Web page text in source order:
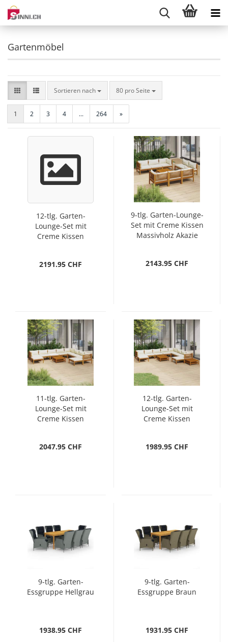
Gartenmöbel
Sortieren nach
Sortieren nach 80 pro Seite
pro Seite
1 2 3 4 ... 264 »
12-tlg. Garten-
Lounge-Set mit
Creme Kissen
2191.95 CHF
9-tlg. Garten-Lounge-
Set mit Creme Kissen
Massivholz Akazie
2143.95 CHF
11-tlg. Garten-
Lounge-Set mit
Creme Kissen
2047.95 CHF
12-tlg. Garten-
Lounge-Set mit
Creme Kissen
1989.95 CHF
9-tlg. Garten-
Essgruppe Hellgrau
1938.95 CHF
9-tlg. Garten-
Essgruppe Braun
1931.95 CHF